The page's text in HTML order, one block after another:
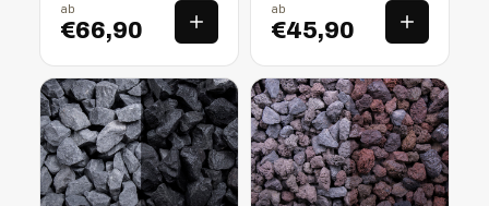
ab
€66,90
ab
€45,90
nass trocken nass trocken